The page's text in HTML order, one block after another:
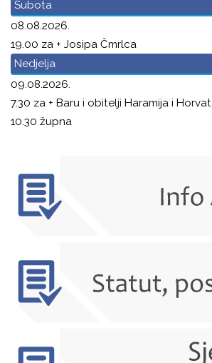
Subota
08.08.2026.
19.00 za + Josipa Čmrlca
Nedjelja
09.08.2026.
7.30 za + Baru i obitelji Haramija i Horvat
10.30 župna